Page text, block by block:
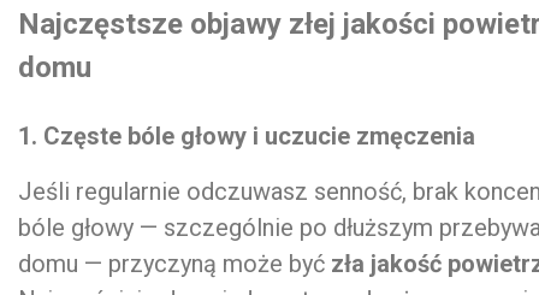
Najczęstsze objawy złej jakości
domu
1. Częste bóle głowy i uczucie zmęczenia
Jeśli regularnie odczuwasz senność, brak
bóle głowy — szczególnie po dłuższym
domu — przyczyną może być zła jakość